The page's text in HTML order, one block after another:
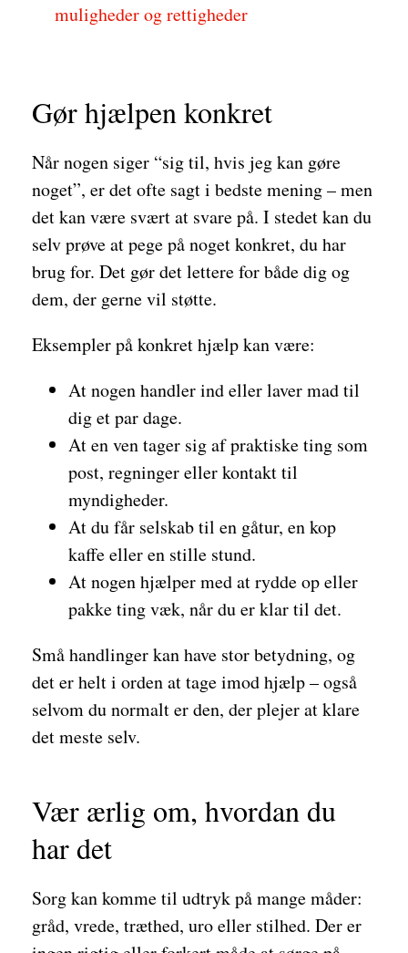
muligheder og rettigheder
Gør hjælpen konkret
Når nogen siger “sig til, hvis jeg kan gøre
noget”, er det ofte sagt i bedste mening – men
det kan være svært at svare på. I stedet kan du
selv prøve at pege på noget konkret, du har
brug for. Det gør det lettere for både dig og
dem, der gerne vil støtte.
Eksempler på konkret hjælp kan være:
At nogen handler ind eller laver mad til
dig et par dage.
At en ven tager sig af praktiske ting som
post, regninger eller kontakt til
myndigheder.
At du får selskab til en gåtur, en kop
kaffe eller en stille stund.
At nogen hjælper med at rydde op eller
pakke ting væk, når du er klar til det.
Små handlinger kan have stor betydning, og
det er helt i orden at tage imod hjælp – også
selvom du normalt er den, der plejer at klare
det meste selv.
Vær ærlig om, hvordan du
har det
Sorg kan komme til udtryk på mange måder:
gråd, vrede, træthed, uro eller stilhed. Der er